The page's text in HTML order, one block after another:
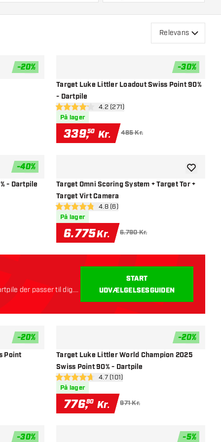
Relevans
-20%
tilføje til ønskeliste
-30%
Target Luke Littler Loadout Swiss Point 90%
- Dartpile
åbn anmeldelsespanel
4.2 bedømmelsesstjerner
4.2 (271)
På lager
339,50 Kr. 485 Kr.
tilføje til
-40%
- Dartpile
tilføje til ønskeliste
Target Omni Scoring System + Target Tor +
Target Virt Camera
åbn anmeldelsespanel
4.8 bedømmelsesstjerner
4.8 (6)
På lager
6.775Kr. 6.790 Kr.
tilføje til
-20%
Point
tilføje til ønskeliste
-20%
Target Luke Littler World Champion 2025
Swiss Point 90% - Dartpile
åbn anmeldelsespanel
4.7 bedømmelsesstjerner
4.7 (101)
På lager
776,80 Kr. 971 Kr.
tilføje til
-30% -5%
der passer til dig.
START
UDVÆLGELSESGUIDEN